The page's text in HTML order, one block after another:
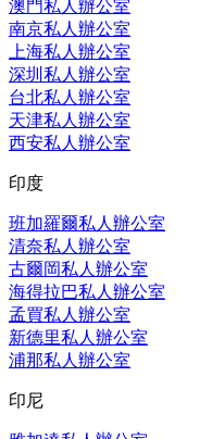
澳門私人辦公室
南京私人辦公室
上海私人辦公室
深圳私人辦公室
台北私人辦公室
天津私人辦公室
西安私人辦公室
印度
班加羅爾私人辦公室
清奈私人辦公室
古爾岡私人辦公室
海得拉巴私人辦公室
孟買私人辦公室
新德里私人辦公室
浦那私人辦公室
印尼